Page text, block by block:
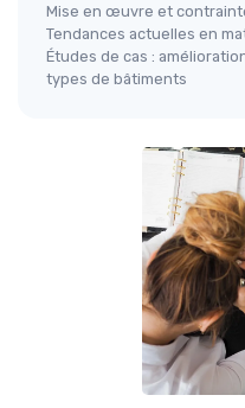
Mise en œuvre et
Tendances actuelles en
Études de cas :
types de bâtiments